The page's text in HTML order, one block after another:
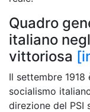
Quadro
italiano
vittoriosa
Il settembre
socialismo
direzione del PSI